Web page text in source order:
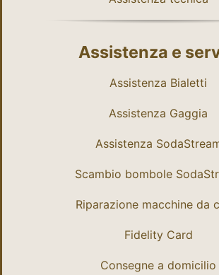
Assistenza e
Assistenza Bialetti
Assistenza Gaggia
Assistenza
Scambio bombole
Riparazione macchine da
Fidelity Card
Consegne a domicilio